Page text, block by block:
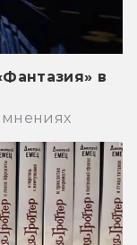
в